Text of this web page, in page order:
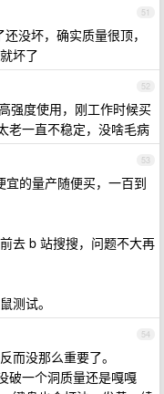
51
没坏，确实质量很顶，
坏了
52
强度使用，刚工作时候买
老一直不稳定，没啥毛病
53
宜的量产随便买，一百到
去 b 站搜搜，问题不大再
测试。
54
而没那么重要了。
破一个洞质量还是嘎嘎